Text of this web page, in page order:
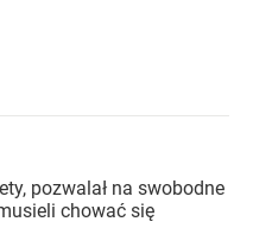
pozwalał na swobodne
chować się